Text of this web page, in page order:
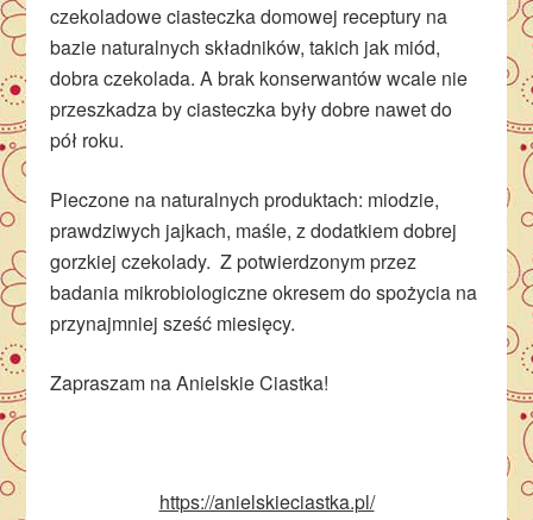
czekoladowe ciasteczka domowej receptury na
bazie naturalnych składników, takich jak miód,
dobra czekolada. A brak konserwantów wcale nie
przeszkadza by ciasteczka były dobre nawet do
pół roku.
Pieczone na naturalnych produktach: miodzie,
prawdziwych jajkach, maśle, z dodatkiem dobrej
gorzkiej czekolady. Z potwierdzonym przez
badania mikrobiologiczne okresem do spożycia na
przynajmniej sześć miesięcy.
Zapraszam na Anielskie Ciastka!
https://anielskieciastka.pl/